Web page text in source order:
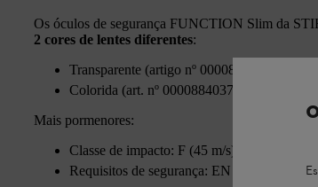
Os óculos de segurança FUNCTION Slim da
2 cores de lentes diferentes:
Transparente (artigo nº 00008840377):
Colorida (art. nº 00008840378): Para
Mais pormenores:
Classe de impacto: F (45 m/s)
Requisitos de segurança: EN 166